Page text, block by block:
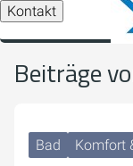
Kontakt
Beiträge
Bad Komfort